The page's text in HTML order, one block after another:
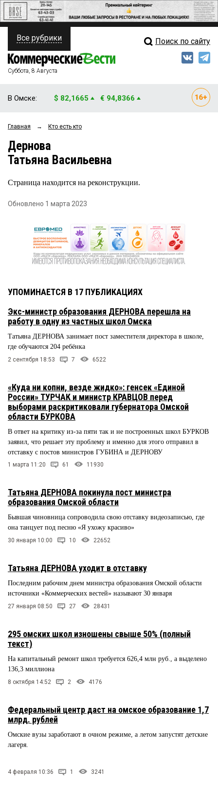
ПОЛИТИКА
ФИНАНСЫ
ОБЩЕСТВО
ЗАКОН
Свежий выпуск
Все рубрики Поиск по сайту
Суббота, 8 Августа
В Омске: $ 82,1665 € 94,8366
Главная → Кто есть кто
Дернова
Татьяна Васильевна
Страница находится на реконструкции.
Обновлено 1 марта 2023
УПОМИНАЕТСЯ В 17 ПУБЛИКАЦИЯХ
Экс-министр образования ДЕРНОВА перешла на
работу в одну из частных школ Омска
Татьяна ДЕРНОВА занимает пост заместителя директора в школе,
где обучаются 204 ребёнка
2 сентября 18:53 7 6522
«Куда ни копни, везде жидко»: генсек «Единой
России» ТУРЧАК и министр КРАВЦОВ перед
выборами раскритиковали губернатора Омской
области БУРКОВА
В ответ на критику из-за пяти так и не построенных школ БУРКОВ
заявил, что решает эту проблему и именно для этого отправил в
отставку с постов министров ГУБИНА и ДЕРНОВУ
1 марта 11:20 61 11930
Татьяна ДЕРНОВА покинула пост министра
образования Омской области
Бывшая чиновница сопроводила свою отставку видеозаписью, где
она танцует под песню «Я ухожу красиво»
30 января 10:00 10 22652
Татьяна ДЕРНОВА уходит в отставку
Последним рабочим днем министра образования Омской области
источники «Коммерческих вестей» называют 30 января
27 января 08:50 27 28431
295 омских школ изношены свыше 50% (полный
текст)
На капитальный ремонт школ требуется 626,4 млн руб., а выделено
136,3 миллиона
8 октября 14:52 2 4176
Федеральный центр даст на омское образование 1,7
млрд. рублей
Омские вузы заработают в очном режиме, а летом запустят детские
лагеря.
4 февраля 10:36 1 3241